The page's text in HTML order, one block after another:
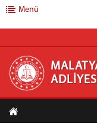
Anasayfa
Başsavcılık
Menü